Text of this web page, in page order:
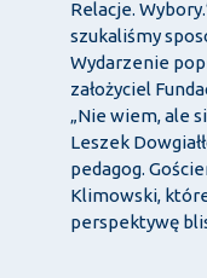
Relacje.
szukaliśmy
Wydarzenie
założyciel
„Nie wiem, ale
Leszek
pedagog.
Klimowski,
perspektywę